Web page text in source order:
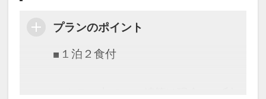
みの設置となります。
◇コンドミニアム◇
プランのポイント
■１泊２食付